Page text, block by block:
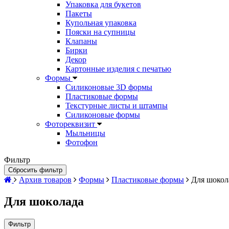
Упаковка для букетов
Пакеты
Купольная упаковка
Пояски на супницы
Клапаны
Бирки
Декор
Картонные изделия с печатью
Формы
Силиконовые 3D формы
Пластиковые формы
Текстурные листы и штампы
Силиконовые формы
Фотореквизит
Мыльницы
Фотофон
Фильтр
Сбросить фильтр
Архив товаров Формы Пластиковые формы Для
Для шоколада
Фильтр